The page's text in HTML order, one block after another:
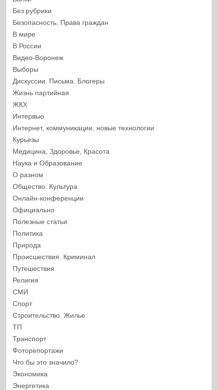
Без рубрики
Безопасность. Права граждан
В мире
В России
Видео-Воронеж
Выборы
Дискуссии. Письма. Блогеры
Жизнь партийная
ЖКХ
Интервью
Интернет, коммуникации, новые технологии
Курьезы
Медицина, Здоровье, Красота
Наука и Образование
О разном
Общество. Культура
Онлайн-конференции
Официально
Полезные статьи
Политика
Природа
Происшествия. Криминал
Путешествия
Религия
СМИ
Спорт
Строительство. Жилье
ТП
Транспорт
Фоторепортажи
Что бы это значило?
Экономика
Энергетика